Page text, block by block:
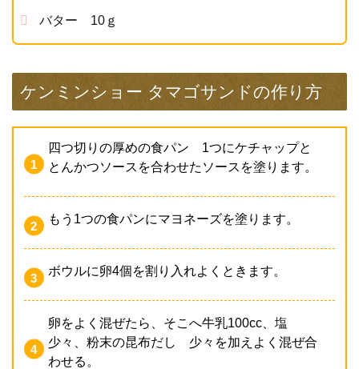
バター 10ｇ
ケンミンショー タマゴサンドの作り方
四つ切りの厚めの食パン 1つにケチャップと
とんかつソースを合わせたソースを塗ります。
もう1つの食パンにマヨネーズを塗ります。
ボウルに卵4個を割り入れよくときます。
卵をよく混ぜたら、そこへ牛乳100cc、塩
少々、粉末の昆布だし 少々を加えよく混ぜ合
わせる。